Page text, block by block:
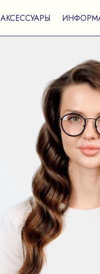
АКСЕССУАРЫ